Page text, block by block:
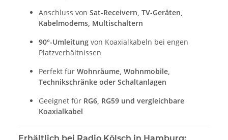
Anschluss von Sat-Receivern, TV-Geräten,
Kabelmodems, Multischaltern
90°-Umleitung von Koaxialkabeln bei engen
Platzverhältnissen
Perfekt für Wohnräume, Wohnmobile,
Technikschränke oder Schaltanlagen
Geeignet für RG6, RG59 und vergleichbare
Koaxialkabel